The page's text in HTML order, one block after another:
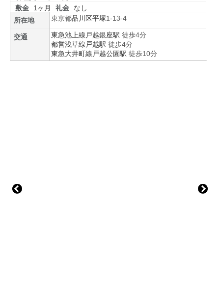
敷金
1ヶ月 礼金
なし
所在地
東京都品川区平塚1-13-4
交通 東急池上線 戸越銀座駅 徒歩4分
都営浅草線 戸越駅 徒歩4分
東急大井町線 戸越公園駅 徒歩10分